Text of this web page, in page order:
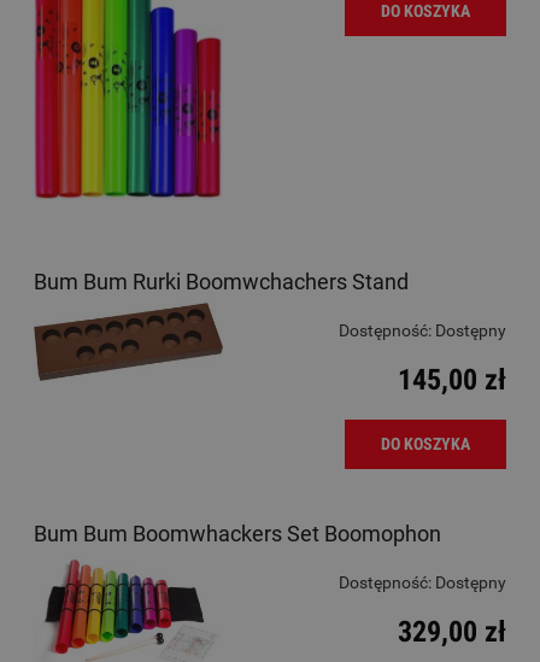
DO KOSZYKA
Bum Bum Rurki Boomwchachers Stand
Dostępność: Dostępny
145,00 zł
DO KOSZYKA
Bum Bum Boomwhackers Set Boomophon
Dostępność: Dostępny
329,00 zł